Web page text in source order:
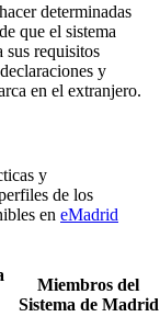
determinadas
que el sistema
sus requisitos
y
en el extranjero.
y
de los
en eMadrid
Miembros del
Sistema de Madrid